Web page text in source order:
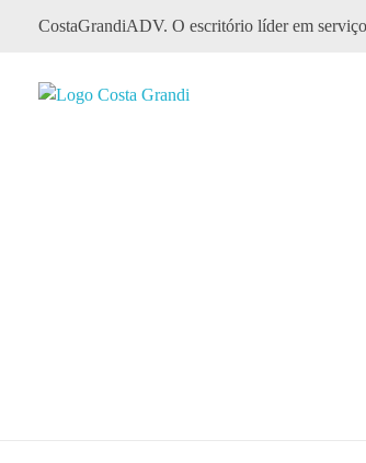
CostaGrandiADV. O escritório líder em